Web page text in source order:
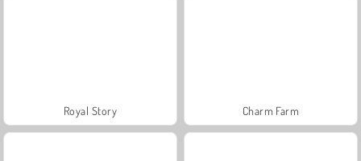
Royal Story Charm Farm